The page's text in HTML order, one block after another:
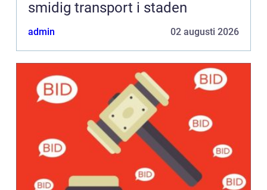
smidig transport i staden
admin 02 augusti 2026